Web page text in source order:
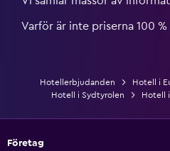
Varför är inte priserna 100
Hotellerbjudanden Hotell i
Hotell i Sydtyrolen
Hotell
Företag